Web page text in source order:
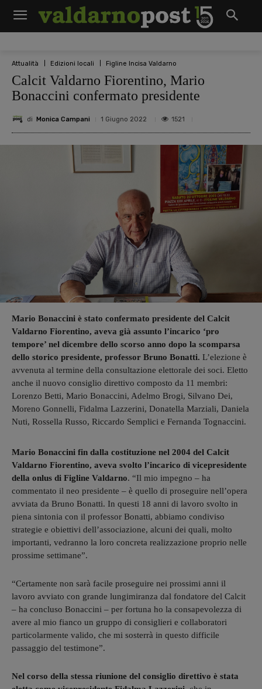
Attualità Edizioni locali Figline Incisa Valdarno
Calcit Valdarno Fiorentino, Mario
Bonaccini confermato presidente
di Monica Campani 1 Giugno 2022 1521
Mario Bonaccini è stato confermato presidente del Calcit
Valdarno Fiorentino, aveva già assunto l’incarico ‘pro
tempore’ nel dicembre dello scorso anno dopo la scomparsa
dello storico presidente, professor Bruno Bonatti. L’elezione è
avvenuta al termine della consultazione elettorale dei soci. Eletto
anche il nuovo consiglio direttivo composto da 11 membri:
Lorenzo Betti, Mario Bonaccini, Adelmo Brogi, Silvano Dei,
Moreno Gonnelli, Fidalma Lazzerini, Donatella Marziali, Daniela
Nuti, Rossella Russo, Riccardo Semplici e Fernanda Tognaccini.
Mario Bonaccini fin dalla costituzione nel 2004 del Calcit
Valdarno Fiorentino, aveva svolto l’incarico di vicepresidente
della onlus di Figline Valdarno. “Il mio impegno – ha
commentato il neo presidente – è quello di proseguire nell’opera
avviata da Bruno Bonatti. In questi 18 anni di lavoro svolto in
piena sintonia con il professor Bonatti, abbiamo condiviso
strategie e obiettivi dell’associazione, alcuni dei quali, molto
importanti, vedranno la loro concreta realizzazione proprio nelle
prossime settimane”.
“Certamente non sarà facile proseguire nei prossimi anni il
lavoro avviato con grande lungimiranza dal fondatore del Calcit
– ha concluso Bonaccini – per fortuna ho la consapevolezza di
avere al mio fianco un gruppo di consiglieri e collaboratori
particolarmente valido, che mi sosterrà in questo difficile
passaggio del testimone”.
Nel corso della stessa riunione del consiglio direttivo è stata